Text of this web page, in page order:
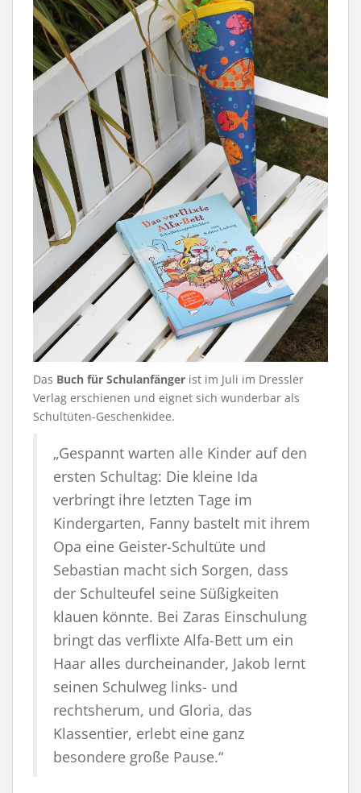
Das Buch für Schulanfänger ist im Juli im Dressler
Verlag erschienen und eignet sich wunderbar als
Schultüten-Geschenkidee.
„Gespannt warten alle Kinder auf den
ersten Schultag: Die kleine Ida
verbringt ihre letzten Tage im
Kindergarten, Fanny bastelt mit ihrem
Opa eine Geister-Schultüte und
Sebastian macht sich Sorgen, dass
der Schulteufel seine Süßigkeiten
klauen könnte. Bei Zaras Einschulung
bringt das verflixte Alfa-Bett um ein
Haar alles durcheinander, Jakob lernt
seinen Schulweg links- und
rechtsherum, und Gloria, das
Klassentier, erlebt eine ganz
besondere große Pause.“